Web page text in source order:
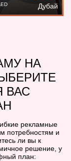
Дубай
НА
ВАС
рекламные
потребностям и
ли вы к
решение, у
план: